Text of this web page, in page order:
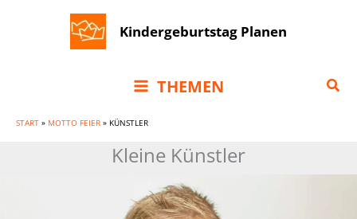
Kindergeburtstag Planen
THEMEN
START » MOTTO FEIER » KÜNSTLER
Kleine Künstler